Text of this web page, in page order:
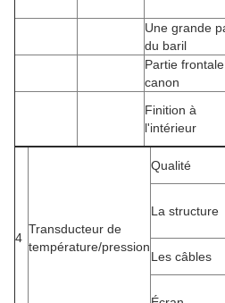
Une grande
du baril
Partie
canon
Finition à
l'intérieur
4
Transducteur de
température/pression
Qualité
La structure
Les câbles